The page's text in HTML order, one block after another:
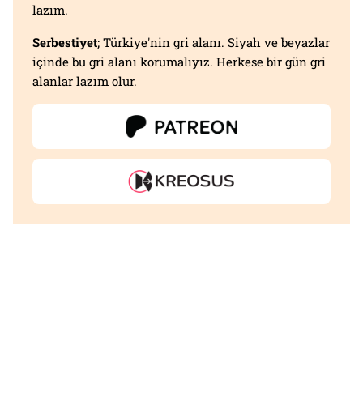
lazım.
Serbestiyet; Türkiye'nin gri alanı. Siyah ve beyazlar
içinde bu gri alanı korumalıyız. Herkese bir gün gri
alanlar lazım olur.